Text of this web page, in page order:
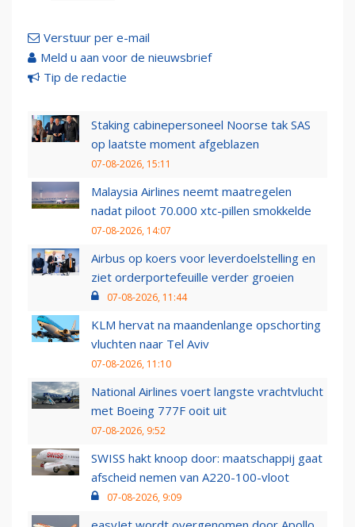
Verstuur per e-mail
Meld u aan voor de nieuwsbrief
Tip de redactie
Staking cabinepersoneel Noorse tak SAS
op laatste moment afgeblazen
07-08-2026, 15:11
Malaysia Airlines neemt maatregelen
nadat piloot 70.000 xtc-pillen smokkelde
07-08-2026, 14:07
Airbus op koers voor leverdoelstelling en
ziet orderportefeuille verder groeien
07-08-2026, 11:44
KLM hervat na maandenlange opschorting
vluchten naar Tel Aviv
07-08-2026, 11:10
National Airlines voert langste vrachtvlucht
met Boeing 777F ooit uit
07-08-2026, 9:52
SWISS hakt knoop door: maatschappij gaat
afscheid nemen van A220-100-vloot
07-08-2026, 9:09